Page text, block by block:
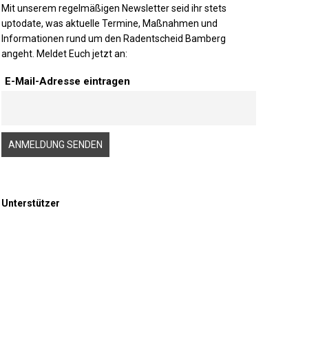
Mit unserem regelmäßigen Newsletter seid ihr stets
uptodate, was aktuelle Termine, Maßnahmen und
Informationen rund um den Radentscheid Bamberg
angeht. Meldet Euch jetzt an:
E-Mail-Adresse eintragen
Unterstützer